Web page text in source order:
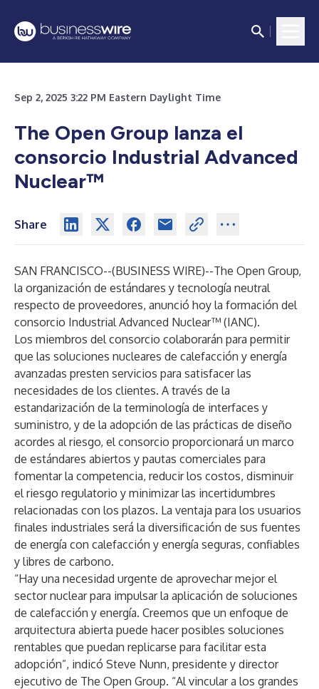
Sep 2, 2025 3:22 PM Eastern Daylight Time
The Open Group lanza el
consorcio Industrial Advanced
Nuclear™
Share
SAN FRANCISCO--(BUSINESS WIRE)--The Open Group,
la organización de estándares y tecnología neutral
respecto de proveedores, anunció hoy la formación del
consorcio Industrial Advanced Nuclear™ (IANC).
Los miembros del consorcio colaborarán para permitir
que las soluciones nucleares de calefacción y energía
avanzadas presten servicios para satisfacer las
necesidades de los clientes. A través de la
estandarización de la terminología de interfaces y
suministro, y de la adopción de las prácticas de diseño
acordes al riesgo, el consorcio proporcionará un marco
de estándares abiertos y pautas comerciales para
fomentar la competencia, reducir los costos, disminuir
el riesgo regulatorio y minimizar las incertidumbres
relacionadas con los plazos. La ventaja para los usuarios
finales industriales será la diversificación de sus fuentes
de energía con calefacción y energía seguras, confiables
y libres de carbono.
“Hay una necesidad urgente de aprovechar mejor el
sector nuclear para impulsar la aplicación de soluciones
de calefacción y energía. Creemos que un enfoque de
arquitectura abierta puede hacer posibles soluciones
rentables que puedan replicarse para facilitar esta
adopción”, indicó Steve Nunn, presidente y director
ejecutivo de The Open Group. “Al vincular a los grandes